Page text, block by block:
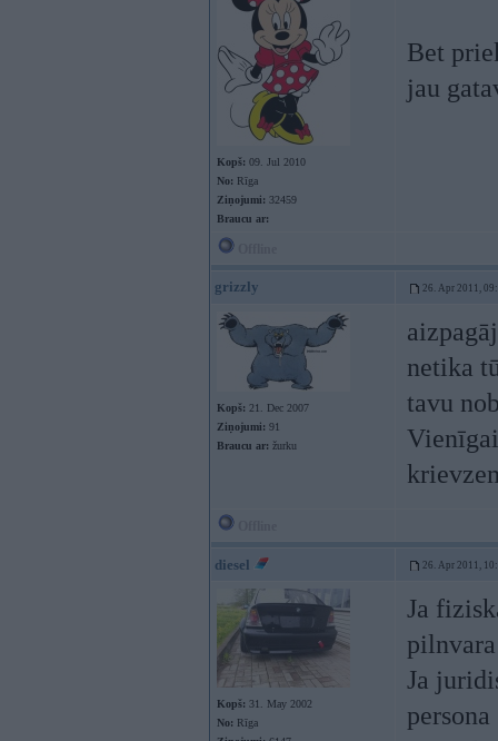
Kopš: 09. Jul 2010
No: Rīga
Ziņojumi: 32459
Braucu ar:
Bet
jau
grizzly 26. Apr 2011,
Kopš: 21. Dec 2007
Ziņojumi: 91
Braucu ar: žurku
netika
tavu
diesel 26. Apr 2011,
Kopš: 31. May 2002
No: Rīga
Ja
Ja